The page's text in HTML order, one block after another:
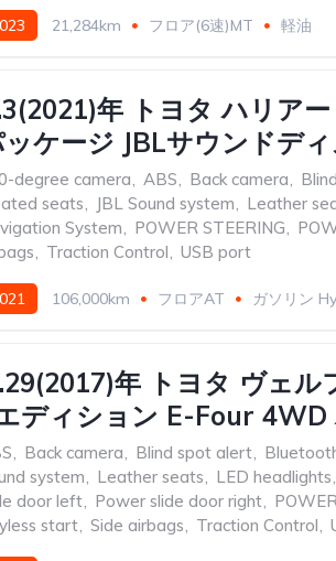
21,284km フロア(6速)MT 軽油
年 トヨタ ハリア
ケージ JBLサウンドデ
degree camera, ABS, Back camera,
seats, JBL Sound system, Leather
System, POWER STEERING,
, Traction Control, USB port
106,000km フロアAT ガソリン
年 トヨタ ヴェ
ディション E-Four 4WD
, Back camera, Blind spot alert,
system, Leather seats, LED headlights,
door left, Power slide door right,
start, Side airbags, Traction Control,